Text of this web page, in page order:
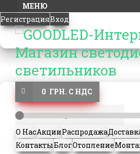
МЕНЮ
РегистрацияВход
0 ГРН. С НДС
О НасАкцииРаспродажа
КонтактыБлогОтопление